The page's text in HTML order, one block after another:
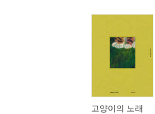
고양이의 노래